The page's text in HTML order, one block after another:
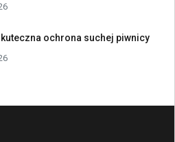
ochrona suchej piwnicy